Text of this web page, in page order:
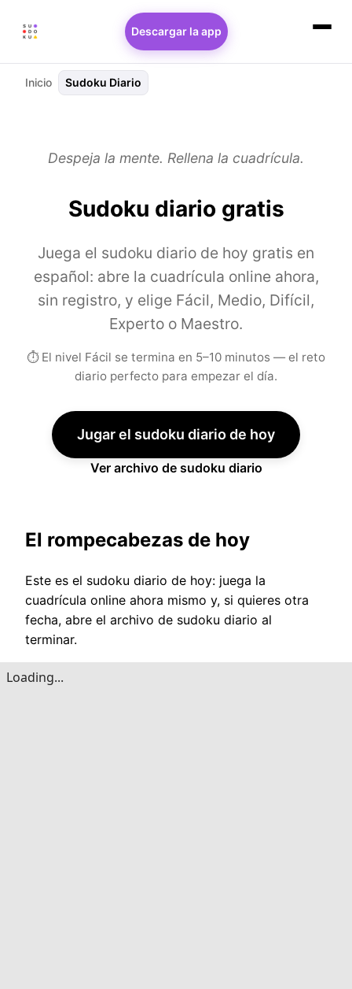
Descargar la app
Inicio Sudoku Diario
Despeja la mente. Rellena la cuadrícula.
Sudoku diario gratis
Juega el sudoku diario de hoy gratis en
español: abre la cuadrícula online ahora,
sin registro, y elige Fácil, Medio, Difícil,
Experto o Maestro.
⏱ El nivel Fácil se termina en 5–10 minutos — el reto
diario perfecto para empezar el día.
Jugar el sudoku diario de hoy
Ver archivo de sudoku diario
El rompecabezas de hoy
Este es el sudoku diario de hoy: juega la
cuadrícula online ahora mismo y, si quieres otra
fecha, abre el archivo de sudoku diario al
terminar.